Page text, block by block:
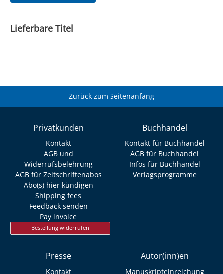
Lieferbare Titel
Zurück zum Seitenanfang
Privatkunden
Kontakt
AGB und
Widerrufsbelehrung
AGB für Zeitschriftenabos
Abo(s) hier kündigen
Shipping fees
Feedback senden
Pay invoice
Bestellung widerrufen
Buchhandel
Kontakt für Buchhandel
AGB für Buchhandel
Infos für Buchhandel
Verlagsprogramme
Presse
Kontakt
Autor(inn)en
Manuskripteinreichung